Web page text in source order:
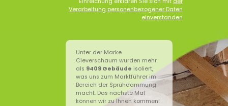
Verarbeitung personenbezogener Daten
einverstanden
Unter der Marke
Cleverschaum wurden mehr
als 9409 Gebäude isoliert,
was uns zum Marktführer im
Bereich der Sprühdämmung
macht. Das nächste Mal
können wir zu Ihnen kommen!